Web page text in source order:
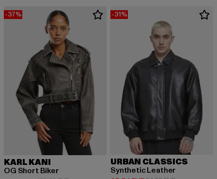
-37%
KARL KANI
OG Short Biker
-31%
URBAN CLASSICS
Synthetic Leather